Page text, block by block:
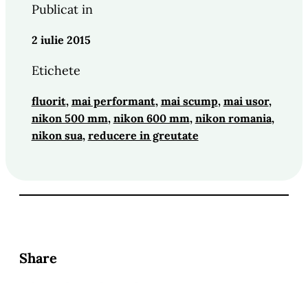
Publicat in
2 iulie 2015
Etichete
fluorit, mai performant, mai scump, mai usor ,
nikon 500 mm, nikon 600 mm, nikon romania ,
nikon sua, reducere in greutate
Share